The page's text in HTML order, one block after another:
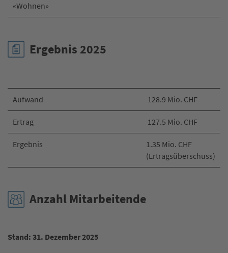
«Wohnen»
Ergebnis 2025
Aufwand 128.9 Mio. CHF
Ertrag 127.5 Mio. CHF
Ergebnis
1.35 Mio. CHF
(Ertragsüberschuss)
Anzahl Mitarbeitende
Stand: 31. Dezember 2025